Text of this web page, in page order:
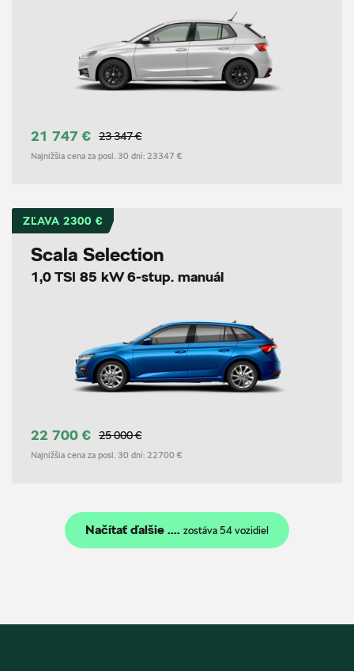
21 747 € 23 347 €
Najnižšia cena za posl. 30 dní: 23347 €
ZĽAVA 2300 €
Scala Selection
1,0 TSI 85 kW 6-stup. manuál
22 700 € 25 000 €
Najnižšia cena za posl. 30 dní: 22700 €
Načítať ďalšie .... zostáva 54 vozidiel